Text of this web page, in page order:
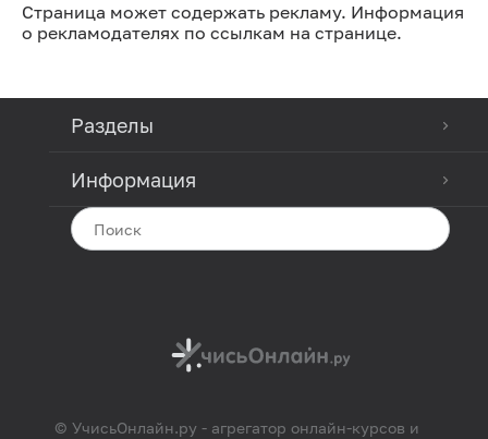
Страница может содержать рекламу. Информация
о рекламодателях по ссылкам на странице.
Разделы
Информация
© УчисьОнлайн.ру - агрегатор онлайн-курсов и